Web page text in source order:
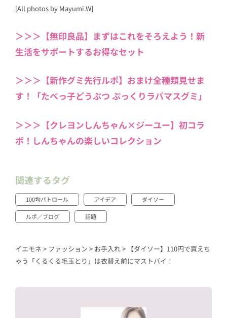
[All photos by Mayumi.W]
＞＞＞【無印良品】まずはこれをそろえよう！新
生活をサポートするお得なセット
＞＞＞【新作グミ先行ルポ】おまけ全種類見せま
す！「たべっ子どうぶつ ぷっくりラバマスグミ」
＞＞＞【クレヨンしんちゃん×ジーユー】初コラ
ボ！しんちゃんの楽しいコレクション
関連するタグ
100均パトロール アイデア ダイソー
ルポ／ブログ 話題
イエモネ > ファッション > お手入れ> 【ダイソー】110円で買えち
ゃう「くるくる毛玉とり」は衣替え前にマストバイ！